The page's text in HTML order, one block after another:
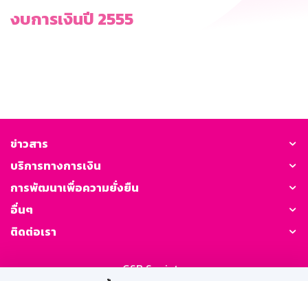
งบการเงินปี 2555
ข่าวสาร
บริการทางการเงิน
การพัฒนาเพื่อความยั่งยืน
อื่นๆ
ติดต่อเรา
GSB Society: